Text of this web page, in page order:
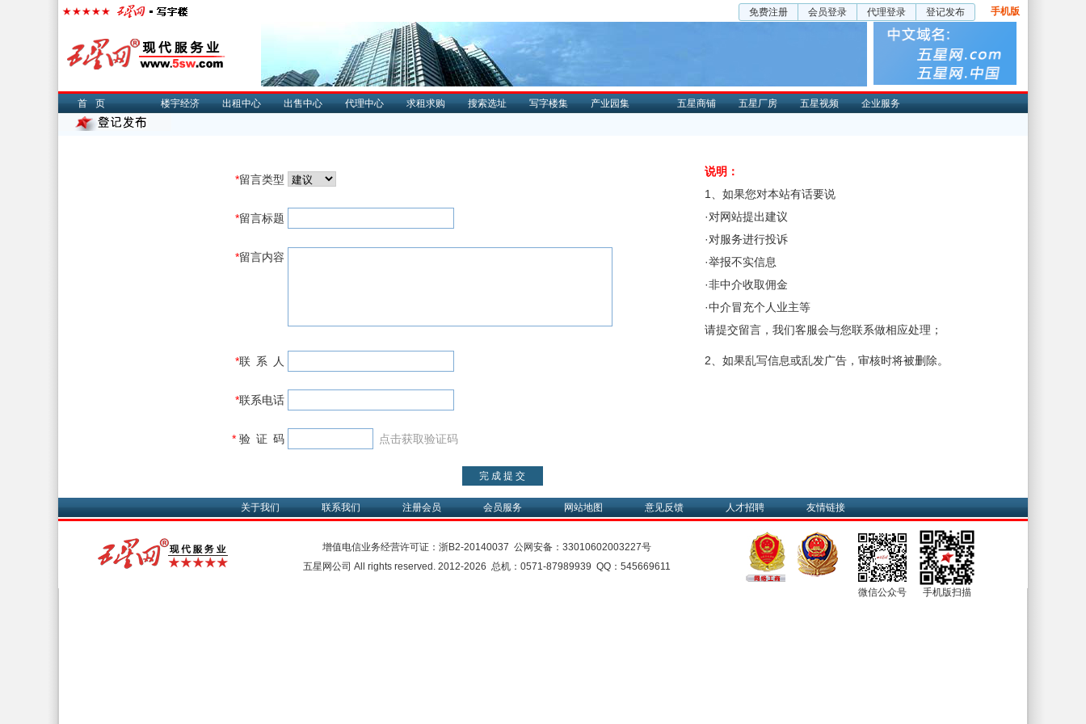
免费注册 会员登录 代理登录 登记发布 手机版
首页 楼宇经济 出租中心 出售中心 代理中心 求租求购 搜索选址 写字楼集 产业园集 五星商铺 五星厂房 五星视频 企业服务
*留言类型
*留言标题
*留言内容
*联 系 人
*联系电话
* 验 证 码 点击获取验证码
说明：
1、如果您对本站有话要说
·对网站提出建议
·对服务进行投诉
·举报不实信息
·非中介收取佣金
·中介冒充个人业主等
请提交留言，我们客服会与您联系做相应处理；
2、如果乱写信息或乱发广告，审核时将被删除。
关于我们 联系我们 注册会员 会员服务 网站地图 意见反馈 人才招聘 友情链接
增值电信业务经营许可证： 浙B2-20140037 公网安备： 33010602003227号
五星网公司 All rights reserved. 2012-2026 总机：0571-87989939 QQ：545669611
微信公众号 手机版扫描